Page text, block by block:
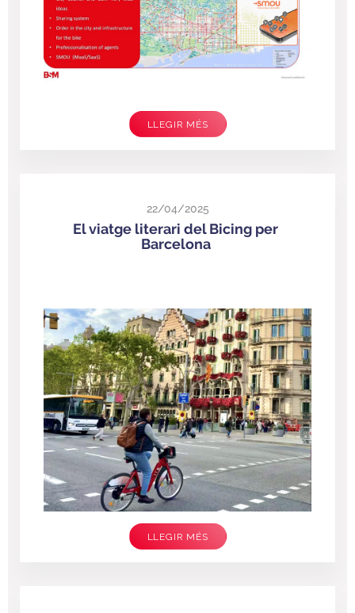
LLEGIR MÉS
22/04/2025
El viatge literari del Bicing per
Barcelona
LLEGIR MÉS